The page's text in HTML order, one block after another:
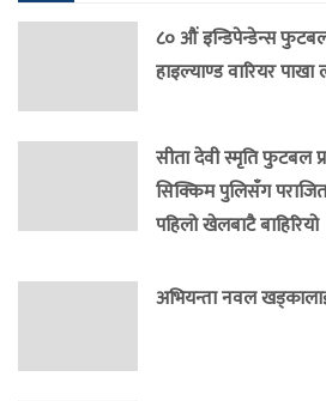
८० औं इन्डिपेन्डेन्स
हाइल्याण्ड वारियर पाखा
सीता देवी स्मृति फुटबल
सिक्किम पुलिसँग
पहिलो खेलबाटै बाहिरियो
अभियन्ता नवल खड्कालाई